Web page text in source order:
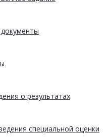
о результатах
специальной оценки